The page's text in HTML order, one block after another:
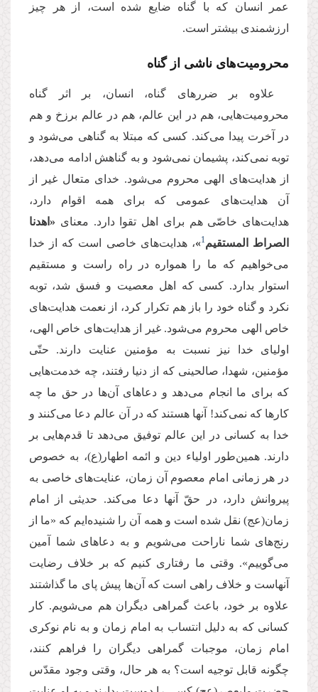
عمر انسان كه با گناه ضایع شده است، از هر چیز
ارزشمندی بیشتر است.
محرومیت‌‌های ناشی از گناه
علاوه بر ضررهای گناه، انسان، بر اثر گناه
محرومیت‌‌هایی، هم در این عالم، هم در عالم برزخ و هم
در آخرت پیدا می‌‌كند. كسی كه مبتلا به گناهی می‌‌شود و
توبه نمی‌‌كند، پشیمان نمی‌‌شود و به گناهش ادامه می‌‌دهد،
از هدایت‌‌های الهی محروم می‌‌شود. خدای متعال غیر از
آن هدایت‌‌های عمومی كه برای همه اقوام دارد،
هدایت‌‌های خاصّی هم برای اهل تقوا دارد. معنای «اهدنا
الصراط المستقیم1
»، هدایت‌‌های خاصی است كه از خدا
می‌‌خواهیم كه ما را همواره در راه راست و مستقیم
استوار بدارد. كسی كه اهل معصیت و فسق شد، توبه
نكرد و گناه خود را باز هم تكرار كرد، از نعمت هدایت‌‌های
خاص الهی محروم می‌‌شود. غیر از هدایت‌‌های خاص الهی،
اولیای خدا نیز نسبت به مؤمنین عنایت دارند. حتّی
مؤمنین، شهدا، صالحینی كه از دنیا رفتند، چه خدمت‌‌هایی
كه برای ما انجام می‌‌دهد و دعاهای آن‌‌ها در حق ما چه
كارها كه نمی‌‌كند! آنها هستند كه در آن عالم دعا می‌‌كنند و
خدا به كسانی در این عالم توفیق می‌‌دهد تا قدم‌‌هایی بر
دارند. همین‌‌طور اولیاء دین و ائمه اطهار(ع)، به خصوص
در هر زمانی امام معصوم آن زمان، عنایت‌‌های خاصی به
پیروانش دارد، در حقّ آنها دعا می‌‌كند. حدیثی از امام
زمان(عج) نقل شده است و همه آن را شنیده‌‌ایم كه «ما از
رنج‌‌های شما ناراحت می‌‌شویم و به دعاهای شما آمین
می‌‌گوییم». وقتی ما رفتاری كنیم كه بر خلاف رضایت
آنهاست و خلاف راهی است كه آن‌‌ها پیش پای ما گذاشتند
علاوه بر خود، باعث گمراهی دیگران هم می‌‌شویم. كار
كسانی كه به دلیل انتساب به امام زمان و به نام نوكری
امام زمان، موجبات گمراهی دیگران را فراهم كنند،
چگونه قابل توجیه است؟ به هر حال، وقتی وجود مقدّس